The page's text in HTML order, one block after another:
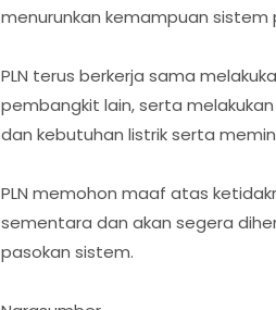
menurunkan kemampuan sistem
PLN terus berkerja sama
pembangkit lain, serta
dan kebutuhan listrik serta
PLN memohon maaf atas
sementara dan akan segera
pasokan sistem.